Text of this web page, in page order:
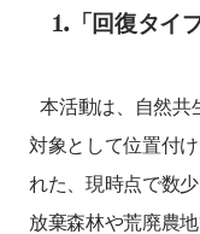
1.「回復タイ
本活動は、自然共
対象として位置付
れた、現時点で数
放棄森林や荒廃農